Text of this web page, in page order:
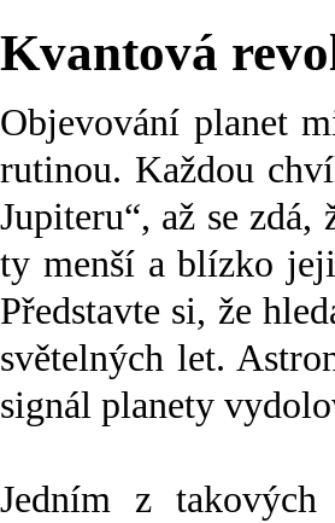
Kvantová
Objevování planet
rutinou. Každou
Jupiteru“, až se
ty menší a blízko
Představte si, že
světelných let.
signál planety
Jedním z